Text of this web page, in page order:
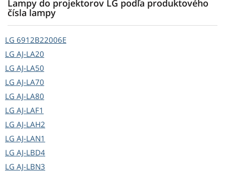
Lampy do projektorov LG podľa produktového
čísla lampy
LG 6912B22006E
LG AJ-LA20
LG AJ-LA50
LG AJ-LA70
LG AJ-LA80
LG AJ-LAF1
LG AJ-LAH2
LG AJ-LAN1
LG AJ-LBD4
LG AJ-LBN3